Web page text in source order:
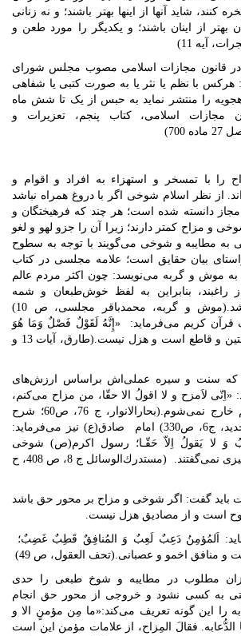
شاید آنها از اینها بهتر باشند؛ و نه زنانی
بهتر از اینان باشند؛ و یکدیگر را مورد طعن و
آیه 11)
قانون مجازات اسلامی مصوب مجلس شورای
هرکس با نظم یا نثر یا به صورت کتبی یا شفاهی
را منتشر نماید به حبس از یک تا شش ماه
مجازات اسلامی، کتاب پنجم‏، تعزیرات و
با تمسخر و استهزاء به افراد و اقوام و
از نظر اسلام شوخی اگر با دروغ همراه نباشد
دانسته شده است؛ هر چند که فرهیختگان و
و مزاح کمتر دارند؛ زیرا آن را جزو لهو و لغو
به مطایبه و شوخی می‌گویند با توجه به سطوح
بیان حقایق است؛ علامه مجلسی در کتاب
موش و گربه می‌نویسد: چون اکثر مردم عالم
بنابراین به لفظ خوش‌طبعان و شمه
ظریفان بیان خواهد شد.(موش و گربه، محمدباقر مجلسی، ص 10)
قرآن کریم می‌فرماید: «إِنَّهُ لَقَوْلٌ فَصْلٌ وَمَا هُوَ
بِالْهَزْلِ، قرآن گفتاری متین و قاطع است و هزل نیست.(طارق، آیات 13 و
که سنت و سیره عملی‌اش براساس ارزش‌های
لاَمزح و لا اقولُ الا حقّا، من مزاح می‌کنم،
اما از محدوده حق هم خارج نمی‌شوم.(بحارالانوار، ج 76، ص60؛ شرح
نهج‌البلاغه، ابن ابی الحدید، ج6، ص330) امام صادق(ع) نیز می‌فرماید:
وَ لا يَقولُ اِلاّ حَقّـا؛ رسول اكرم(ص) شوخى
مىكردند ولى جز حقّ چيزى نمى‏‌گفتند. (مستدرك‌الوسائل ج 8، ص 408، ح
باید گفت: اگر شوخی و مزاح بر محور حق باشد
است و از مصادیق هزل نیست.
اَلمُؤمِنُ دَعِبٌ لَعِبٌ وَ المُنافِقٌ قَطِبٌ غَضِبٌ؛
منافق اخمو و عصبانى.(تحف العقول، ص 49)
مطلوب در مطایبه و شوخ طبعی را حدی
به کسی نشود و خروجی از محور حق انجام
را این گونه تعریف می‌کند:«ما مِن مؤمنٍ الا و
الدُّعابه. فقالَ المِزاح، از علامات مؤمن این است